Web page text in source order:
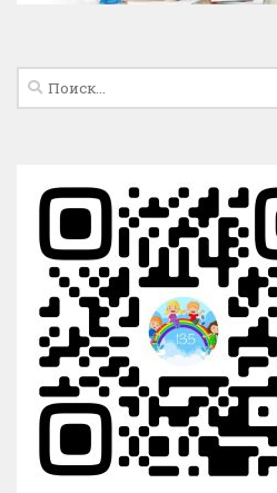
Найти: